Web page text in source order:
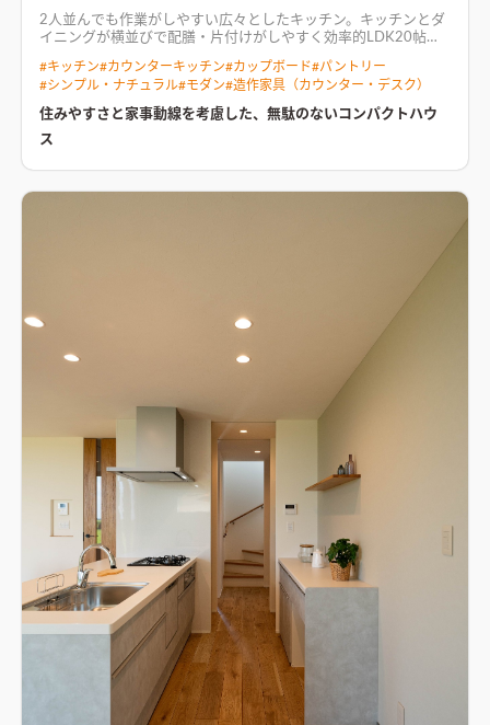
2人並んでも作業がしやすい広々としたキッチン。キッチンとダ
イニングが横並びで配膳・片付けがしやすく効率的 LDK20帖、
ズクローク、書斎を延べ床面積33坪で実現。 無駄をなくして、
家事動線・回遊動線を組み込み、動きやすく生活しやすいコン
パクトハウス。自然光を取り込む明るいリビング空間グレーの
#キッチン#カウンターキッチン#カップボード#パントリー
#シンプル・ナチュラル#モダン#造作家具（カウンター・デスク）
住みやすさと家事動線を考慮した、無駄のないコンパクトハウ
ス